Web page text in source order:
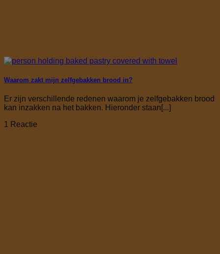
Waarom zakt mijn zelfgebakken brood in?
Er zijn verschillende redenen waarom je zelfgebakken brood
kan inzakken na het bakken. Hieronder staan[...]
1 Reactie